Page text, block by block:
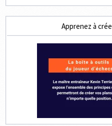
Apprenez à